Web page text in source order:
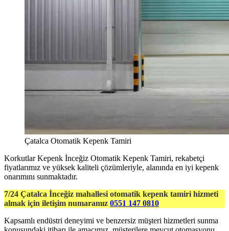
Çatalca Otomatik Kepenk Tamiri
Korkutlar Kepenk İnceğiz Otomatik Kepenk Tamiri, rekabetçi
fiyatlarımız ve yüksek kaliteli çözümleriyle, alanında en iyi kepenk
onarımını sunmaktadır.
7/24 Çatalca İnceğiz mahallesi otomatik kepenk tamiri hizmeti
almak için iletişim numaramız 0551 147 0810
Kapsamlı endüstri deneyimi ve benzersiz müşteri hizmetleri sunma